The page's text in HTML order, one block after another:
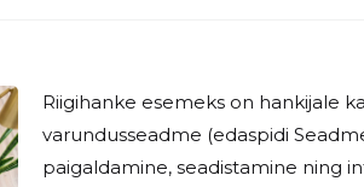
Riigihanke esemeks on hankijale
varundusseadme (edaspidi
paigaldamine, seadistamine ning